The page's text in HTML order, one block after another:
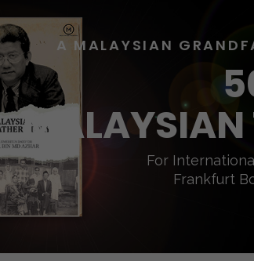
A MALAYSIAN
MALAYSIAN
For
Frankfurt